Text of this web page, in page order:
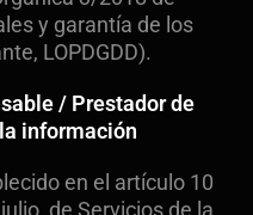
y garantía de los
LOPDGDD).
/ Prestador de
información
en el artículo 10
de Servicios de la